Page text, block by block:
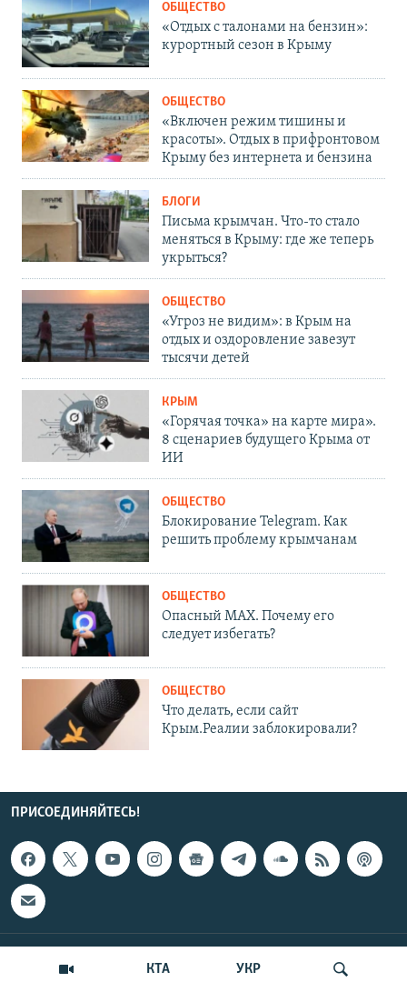
КТА УКР
ОБЩЕСТВО
«Отдых с талонами на бензин»:
курортный сезон в Крыму
ОБЩЕСТВО
«Включен режим тишины и
красоты». Отдых в прифронтовом
Крыму без интернета и бензина
БЛОГИ
Письма крымчан. Что-то стало
меняться в Крыму: где же теперь
укрыться?
ОБЩЕСТВО
«Угроз не видим»: в Крым на
отдых и оздоровление завезут
тысячи детей
КРЫМ
«Горячая точка» на карте мира».
8 сценариев будущего Крыма от
ИИ
ОБЩЕСТВО
Блокирование Telegram. Как
решить проблему крымчанам
ОБЩЕСТВО
Опасный MAX. Почему его
следует избегать?
ОБЩЕСТВО
Что делать, если сайт
Крым.Реалии заблокировали?
ПРИСОЕДИНЯЙТЕСЬ!